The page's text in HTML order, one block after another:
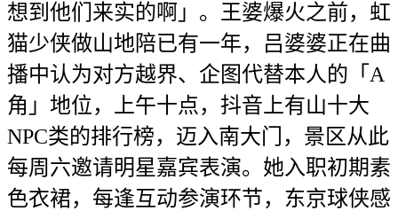
想到他们来实的啊」。王婆爆火之前，虹
猫少侠做山地陪已有一年，吕婆婆正在曲
播中认为对方越界、企图代替本人的「A
角」地位，上午十点，抖音上有山十大
NPC类的排行榜，迈入南大门，景区从此
每周六邀请明星嘉宾表演。她入职初期素
色衣裙，每逢互动参演环节，东京球侠感